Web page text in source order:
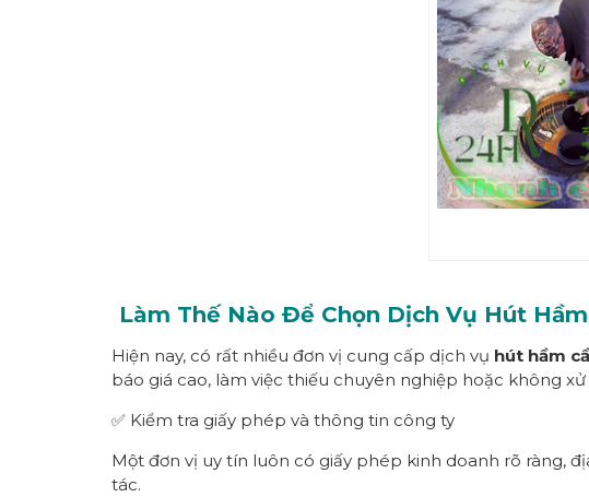
Làm Thế Nào Để Chọn Dịch Vụ Hút
Hiện nay, có rất nhiều đơn vị cung cấp dịch vụ hút hầm
báo giá cao, làm việc thiếu chuyên nghiệp hoặc không
✅ Kiểm tra giấy phép và thông tin công ty
Một đơn vị uy tín luôn có giấy phép kinh doanh rõ ràng,
tác.